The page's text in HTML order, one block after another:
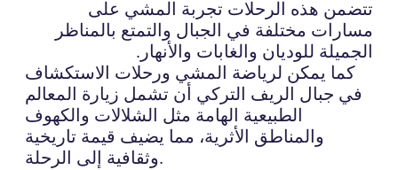
تتضمن هذه الرحلات تجربة المشي على
مسارات مختلفة في الجبال والتمتع بالمناظر
الجميلة للوديان والغابات والأنهار.
كما يمكن لرياضة المشي ورحلات الاستكشاف
في جبال الريف التركي أن تشمل زيارة المعالم
الطبيعية الهامة مثل الشلالات والكهوف
والمناطق الأثرية، مما يضيف قيمة تاريخية
وثقافية إلى الرحلة.